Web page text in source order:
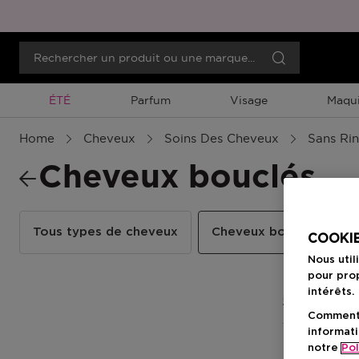
Promotion À Durée Limitée
ÉTÉ Parfum Visage
Home Cheveux Soins Des Cheveux Sans
Cheveux bouclés
Tous types de cheveux Cheveux bouclés
2 Résultats
Nous
pour
intérêts.
notre